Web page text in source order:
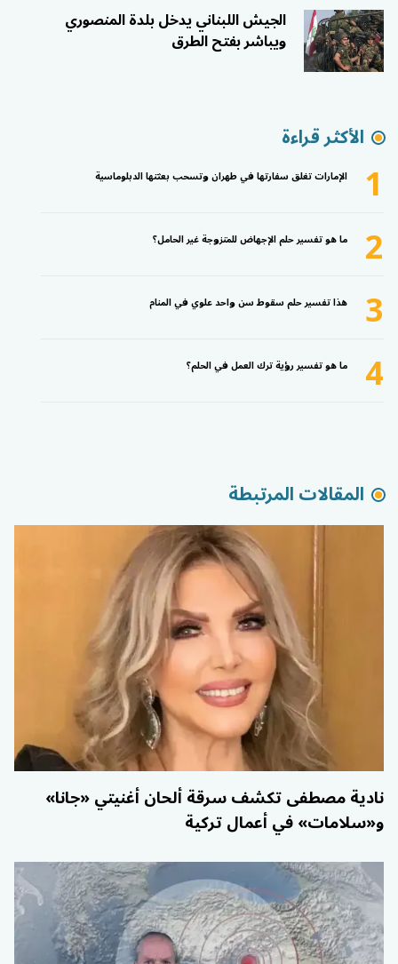
الجيش اللبناني يدخل بلدة المنصوري
ويباشر بفتح الطرق
الأكثر قراءة
1 الإمارات تغلق سفارتها في طهران وتسحب بعثتها الدبلوماسية
2 ما هو تفسير حلم الإجهاض للمتزوجة غير الحامل؟
3 هذا تفسير حلم سقوط سن واحد علوي في المنام
4 ما هو تفسير رؤية ترك العمل في الحلم؟
المقالات المرتبطة
نادية مصطفى تكشف سرقة ألحان أغنيتي «جانا»
و«سلامات» في أعمال تركية